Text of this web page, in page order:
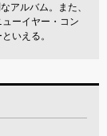
アルバム。また、
ーイヤー・コン
いえる。